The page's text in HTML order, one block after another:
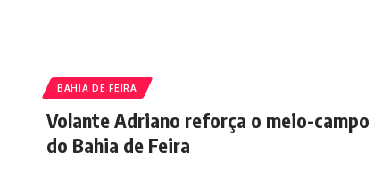
BAHIA DE FEIRA
Volante Adriano reforça o meio-campo
do Bahia de Feira